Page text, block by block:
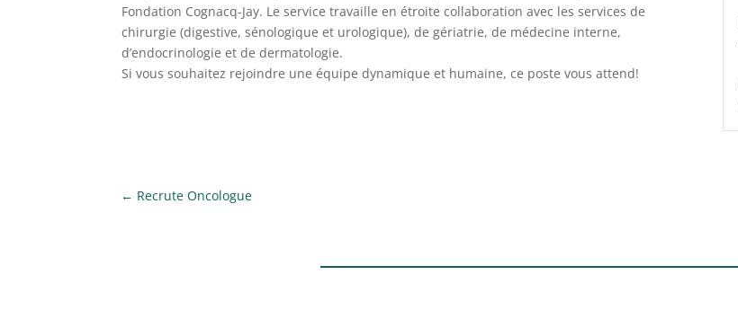
Fondation Cognacq-Jay. Le service travaille en étroite collaboration avec les services de
chirurgie (digestive, sénologique et urologique), de gériatrie, de médecine interne,
d’endocrinologie et de dermatologie.
Si vous souhaitez rejoindre une équipe dynamique et humaine, ce poste vous attend!
← Recrute Oncologue